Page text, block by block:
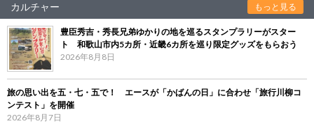
カルチャー もっと見る
豊臣秀吉・秀長兄弟ゆかりの地を巡るスタンプラリーがスター
ト 和歌山市内5カ所・近畿6カ所を巡り限定グッズをもらおう
2026年8月8日
旅の思い出を五・七・五で！ エースが「かばんの日」に合わせ「旅行川柳コ
ンテスト」を開催
2026年8月7日